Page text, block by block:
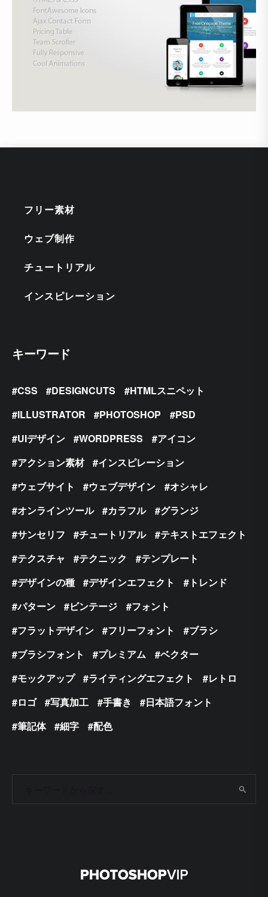
フリー素材
ウェブ制作
チュートリアル
インスピレーション
キーワード
CSS DESIGNCUTS
HTMLスニペット
ILLUSTRATOR
PHOTOSHOP
PSD
UIデザイン
WORDPRESS
アイコン
アクション素材
インスピレーション
ウェブサイト
ウェブデザイン
オシャレ
オンラインツール
カラフル
グランジ
サンセリフ
チュートリアル
テキストエフェクト
テクスチャ
テクニック
テンプレート
デザインの種
デザインエフェクト
トレンド
パターン
ビンテージ
フォント
フラットデザイン
フリーフォント
ブラシ
ブラシフォント
プレミアム
ベクター
モックアップ
ライティングエフェクト
レトロ
ロゴ
写真加工 手書き
日本語フォント
筆記体
細字 配色